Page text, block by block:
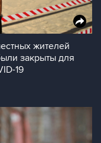
жителей
закрыты для
19